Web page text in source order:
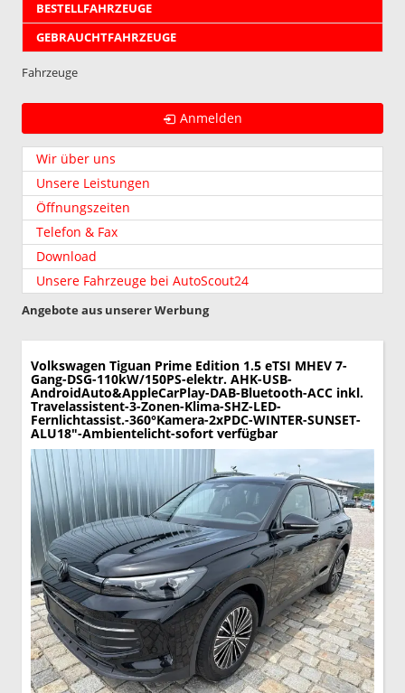
BESTELLFAHRZEUGE
GEBRAUCHTFAHRZEUGE
Fahrzeuge
Anmelden
Wir über uns
Unsere Leistungen
Öffnungszeiten
Telefon & Fax
Download
Unsere Fahrzeuge bei AutoScout24
Angebote aus unserer Werbung
Volkswagen Tiguan Prime Edition 1.5 eTSI MHEV 7-
Gang-DSG-110kW/150PS-elektr. AHK-USB-
AndroidAuto&AppleCarPlay-DAB-Bluetooth-ACC inkl.
Travelassistent-3-Zonen-Klima-SHZ-LED-
Fernlichtassist.-360°Kamera-2xPDC-WINTER-SUNSET-
ALU18"-Ambientelicht-sofort verfügbar